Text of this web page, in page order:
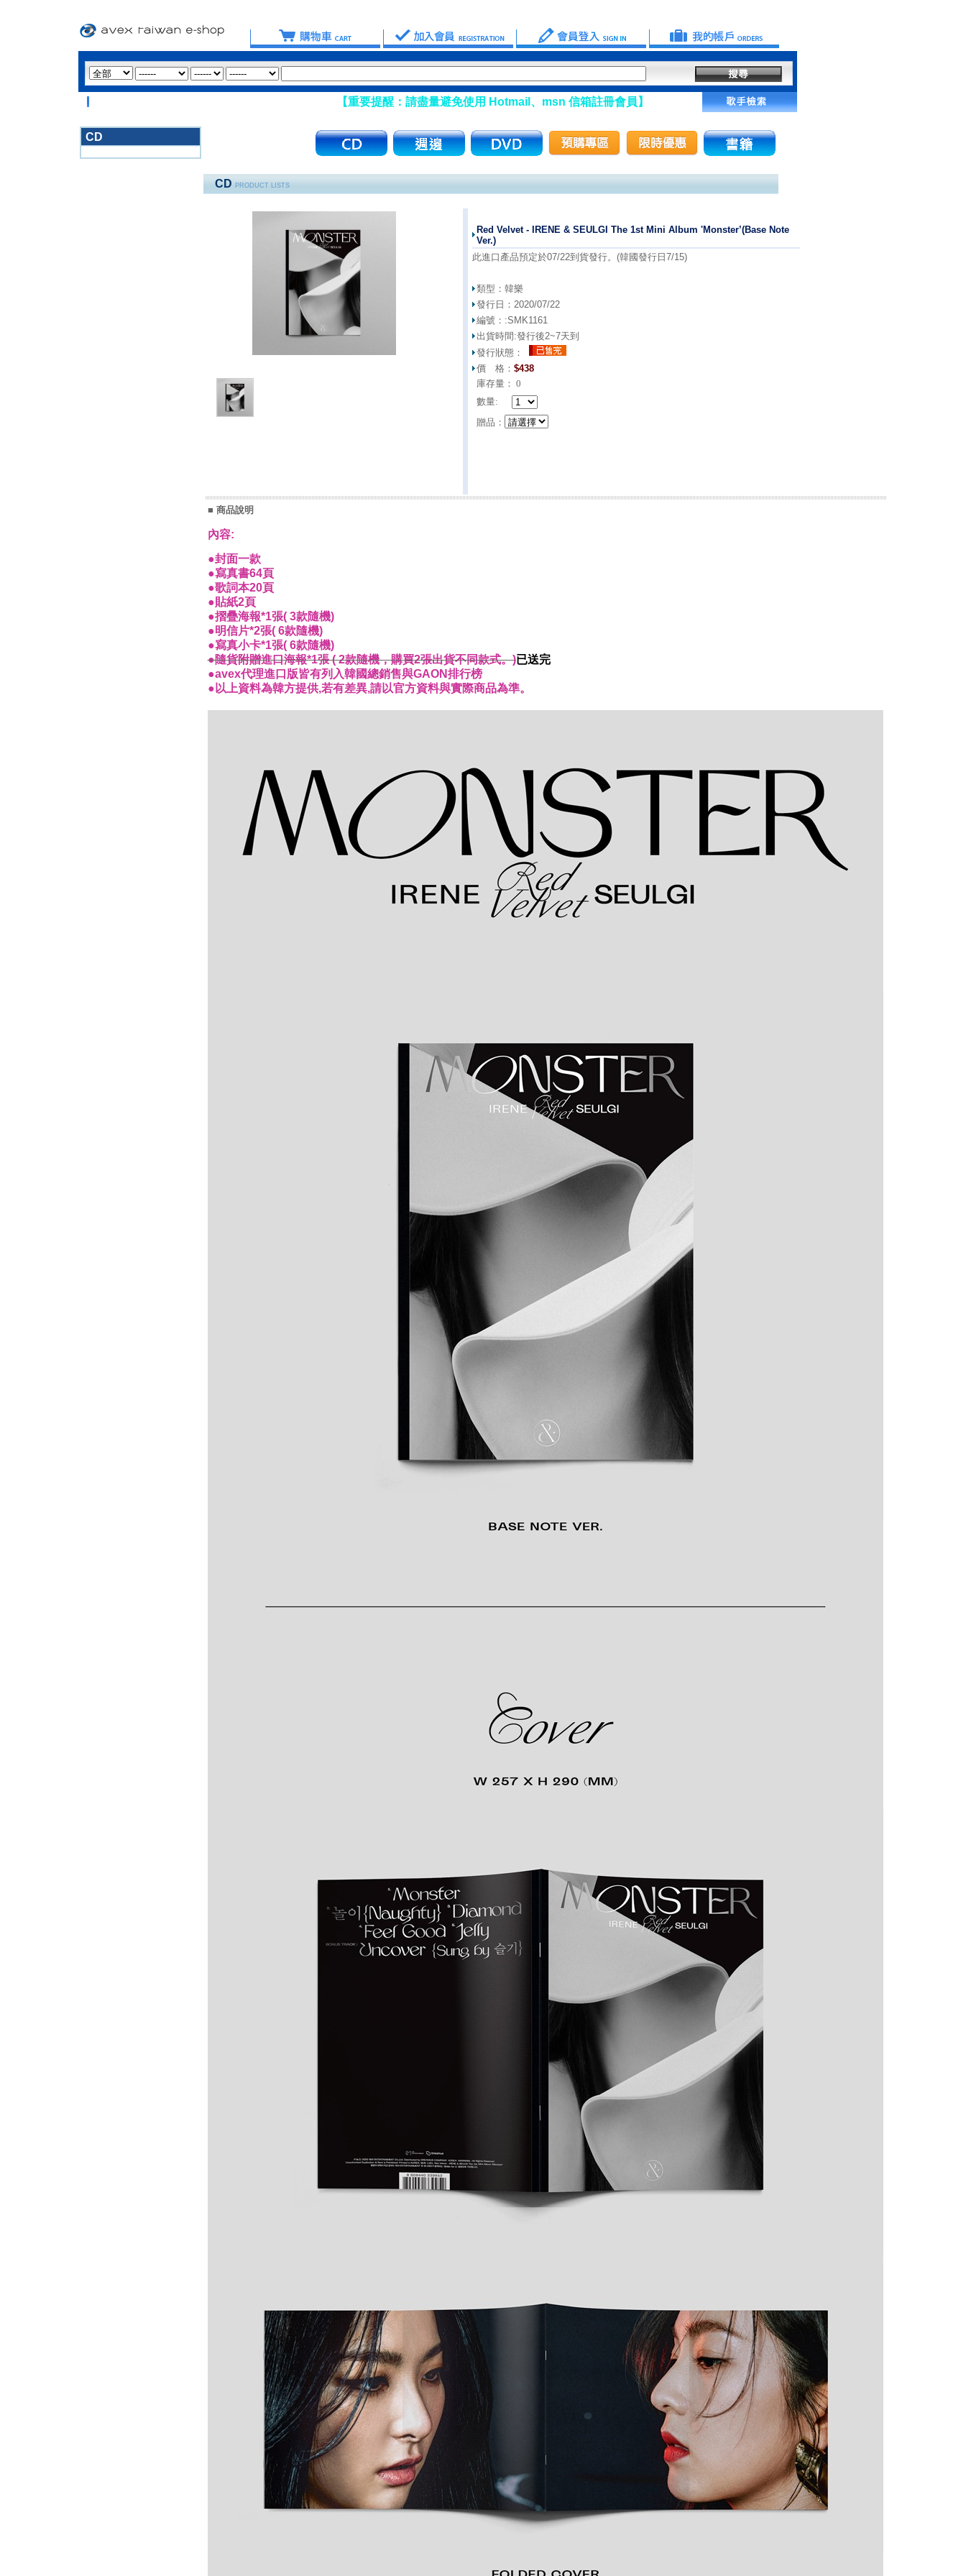
【重要提醒：請盡量避免使用 Hotmail、msn 信箱註冊會員】
CD
CD PRODUCT LISTS
Red Velvet - IRENE & SEULGI The 1st Mini Album 'Monster’(Base Note
Ver.)
此進口產品預定於07/22到貨發行。(韓國發行日7/15)
類型： 韓樂
發行日： 2020/07/22
編號：:SMK1161
出貨時間:發行後2~7天到
發行狀態：
價 格： $438
庫存量： 0
數量:
贈品：
■ 商品說明
內容:
●封面一款
●寫真書64頁
●歌詞本20頁
●貼紙2頁
●摺疊海報*1張( 3款隨機)
●明信片*2張( 6款隨機)
●寫真小卡*1張( 6款隨機)
●隨貨附贈進口海報*1張 ( 2款隨機，購買2張出貨不同款式。)已送完
●avex代理進口版皆有列入韓國總銷售與GAON排行榜
●以上資料為韓方提供,若有差異,請以官方資料與實際商品為準。